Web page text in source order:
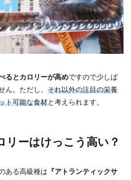
るとカロリーが高めですので少しば
ん。ただし、 それ以外の注目の栄養
ト可能な食材と考えられます。
リーはけっこう高い？
ある高級種は 『アトランティックサ